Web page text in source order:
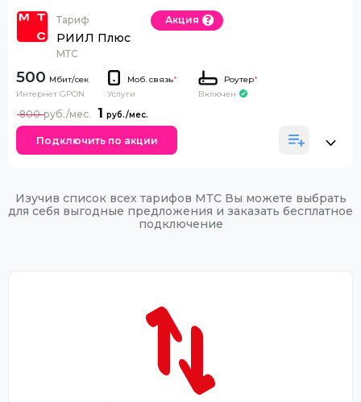
Тариф
РИИЛ Плюс
МТС
Акция
500
Интернет GPON
Моб. связь*
Услуги
Роутер*
Включен
1
800
Подключить по акции
Изучив список всех тарифов МТС Вы можете выбрать
для себя выгодные предложения и заказать бесплатное
подключение